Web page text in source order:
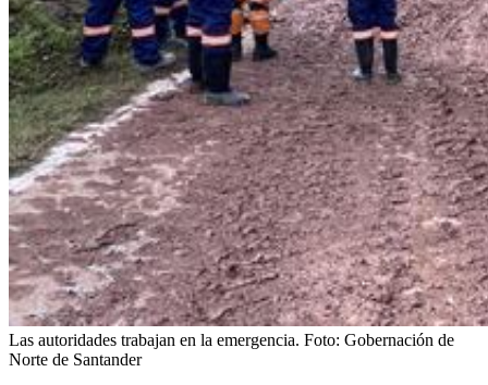
Las autoridades trabajan en la emergencia. Foto: Gobernación de
Norte de Santander